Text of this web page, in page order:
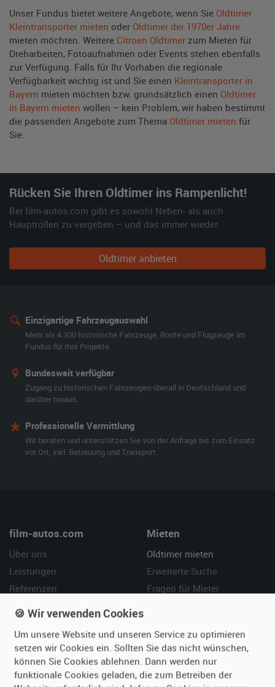
Unser Fundus bietet weitere Angebote, wenn Sie Oldtimer
Kleintransporter mieten oder Oldtimer der 1970er Jahre
mieten möchten. Weitere Citroen Oldtimer zum Mieten für
Dreharbeiten, Fotoaufnahmen oder Events stehen ebenfalls
zur Verfügung. Falls für Ihr Vorhaben die regionale
Verfügbarkeit wichtig ist und Sie einen Kleintransporter in
Bayern mieten möchten bzw. grundsätzlich einen Oldtimer
in Bayern mieten wollen – kein Problem, wir haben bestimmt
die passenden Angebote zum Thema Oldtimer mieten für
Sie.
Rücken Sie Ihren Oldtimer ins Rampenlicht!
Bei film-autos.com gibt es sowohl Neben- als auch
Hauptrollen zu vergeben – und das immer wieder.
Oldtimer anbieten
Einzigartige Fahrzeugauswahl
Mehr als 4.300 historische Fahrzeuge, Boote und Flugzeuge im
Fundus für Ihre Projekte.
Bundesweit verfügbar
Zugang zu historischen Fahrzeugen überall in Deutschland und
darüber hinaus.
Professionelle Vermittlung
Wir beraten und unterstützen Sie von der Anfrage bis zum Einsatz
vor Ort, inkl. Betreuung und Transport.
film-autos.com
Über uns
Leistungen
Referenzen
Kundenmeinungen
Mieten
Oldtimer mieten
Erweiterte Suche
Fragen für Mieter
Vermieten
Oldtimer anmelden
Fotos senden
Hilfe
Häufige Fragen (FAQ)
So funktioniert's
🍪 Wir verwenden Cookies
Um unsere Website und unseren Service zu optimieren
setzen wir Cookies ein. Sollten Sie das nicht wünschen,
können Sie Cookies ablehnen. Dann werden nur
funktionale Cookies geladen, die zum Betreiben der